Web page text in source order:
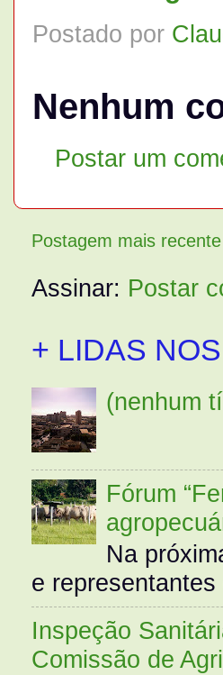
Postado por
Nenhum
Postar um
Postagem mais recente
Assinar: Postar
+ LIDAS
(nenhum
Fórum
Na
e
Inspeção
Comissão de